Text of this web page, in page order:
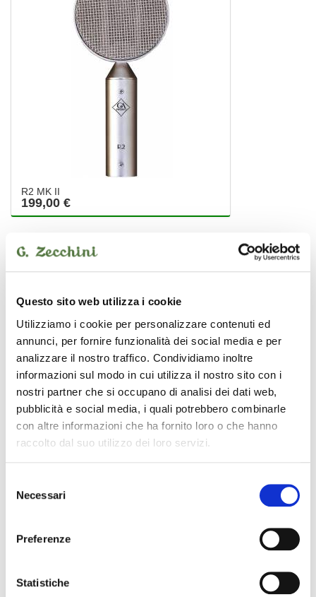
Questo sito web utilizza i cookie
Utilizziamo i cookie per personalizzare contenuti ed
annunci, per fornire funzionalità dei social media e per
analizzare il nostro traffico. Condividiamo inoltre
informazioni sul modo in cui utilizza il nostro sito con i
nostri partner che si occupano di analisi dei dati web,
pubblicità e social media, i quali potrebbero combinarle
con altre informazioni che ha fornito loro o che hanno
raccolto dal suo utilizzo dei loro servizi.
delNecessari
Preferenze
Statistiche
R2 MK II
199,00 €
Golden Age Project
R1 ST